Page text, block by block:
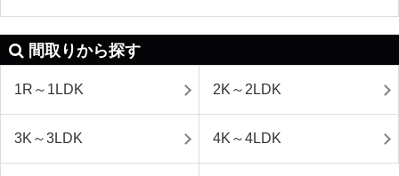
間取りから探す
1R～1LDK 2K～2LDK
3K～3LDK 4K～4LDK